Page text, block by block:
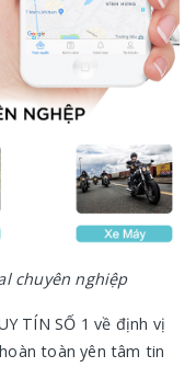
chuyên nghiệp
TÍN SỐ 1 về định vị
toàn yên tâm tin